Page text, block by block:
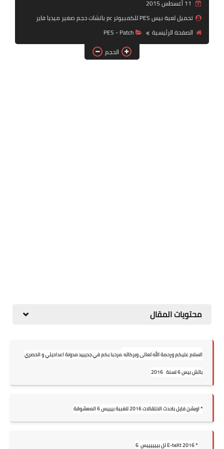
تحميل لعبة بيس PES للكمبيوتر pc باتشات حجم صغير ميديا فاير
الصفحة الرئيسية
PES - Patch
الحجم
محتويات المقال
السلام عليكم ورحمة الله تعالى وبركاته .مرحبا بكم في جديييد مدونة اعداديتي و الحصري
باتش بيس 6 لسنة 2016
* اوبشن فايل باحدث الانتقالات 2016 للغببة بيييس 6 المعشوقة
* E-teXt 2016 لل بييييييس 6